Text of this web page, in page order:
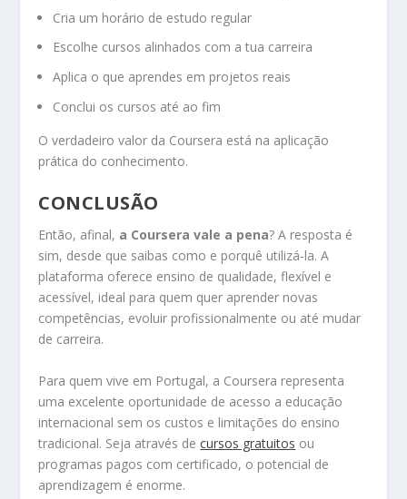
Cria um horário de estudo regular
Escolhe cursos alinhados com a tua carreira
Aplica o que aprendes em projetos reais
Conclui os cursos até ao fim
O verdadeiro valor da Coursera está na aplicação
prática do conhecimento.
CONCLUSÃO
Então, afinal, a Coursera vale a pena? A resposta é
sim, desde que saibas como e porquê utilizá-la. A
plataforma oferece ensino de qualidade, flexível e
acessível, ideal para quem quer aprender novas
competências, evoluir profissionalmente ou até mudar
de carreira.
Para quem vive em Portugal, a Coursera representa
uma excelente oportunidade de acesso a educação
internacional sem os custos e limitações do ensino
tradicional. Seja através decursos gratuitos ou
programas pagos com certificado, o potencial de
aprendizagem é enorme.